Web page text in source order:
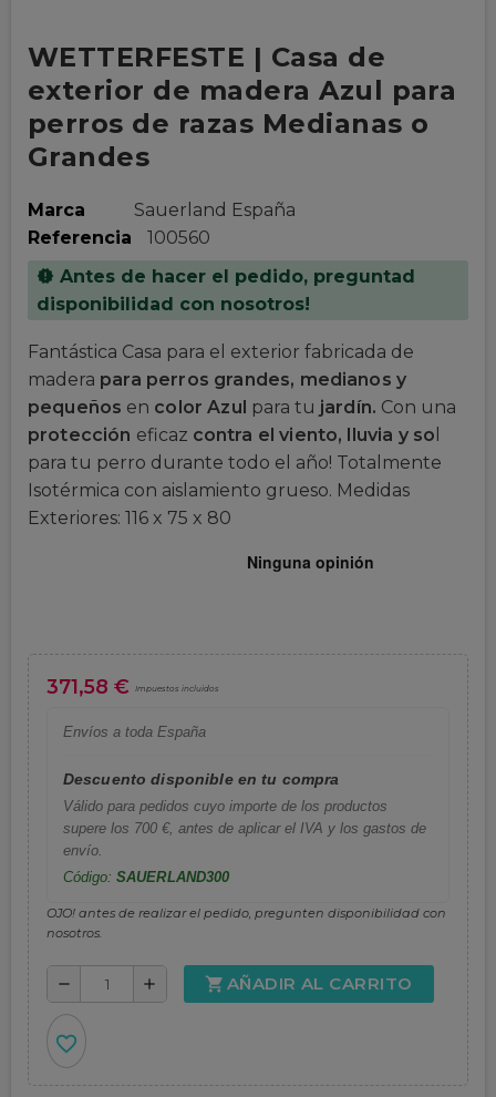
WETTERFESTE | Casa de
exterior de madera Azul para
perros de razas Medianas o
Grandes
Marca
Sauerland España
Referencia
100560
new_releases Antes de hacer el pedido, preguntad
disponibilidad con nosotros!
Fantástica Casa para el exterior fabricada de
madera para perros grandes, medianos y
pequeños en color Azul para tu jardín. Con una
protección eficaz contra el viento, lluvia y so
para tu perro durante todo el año! Totalmente
Isotérmica con aislamiento grueso. Medidas
Exteriores: 116 x 75 x 80
371,58 € Impuestos incluidos
Envíos a toda España
Descuento disponible en tu compra
Válido para pedidos cuyo importe de los productos
supere los 700 €, antes de aplicar el IVA y los gastos de
envío.
Código: SAUERLAND300
OJO! antes de realizar el pedido, pregunten disponibilidad con
nosotros.
remove add shopping_cart AÑADIR AL CARRITO
favorite_border